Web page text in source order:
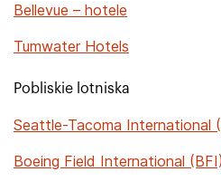
Bellevue – hotele
Tumwater Hotels
Pobliskie lotniska
Seattle-Tacoma International
Boeing Field International (BFI)